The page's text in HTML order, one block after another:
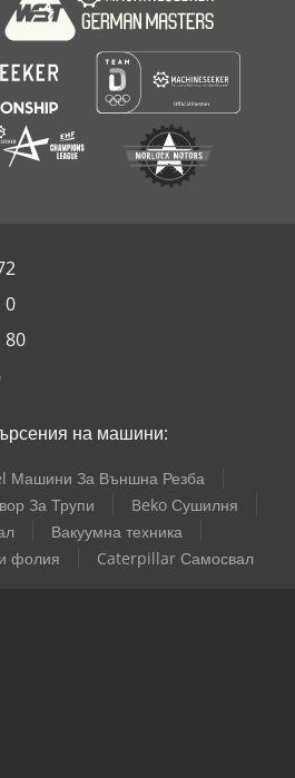
0
80
на машини:
Машини За Външна Резба
За Трупи
Beko Сушилня
Вакуумна техника
фолия
Caterpillar Самосвал